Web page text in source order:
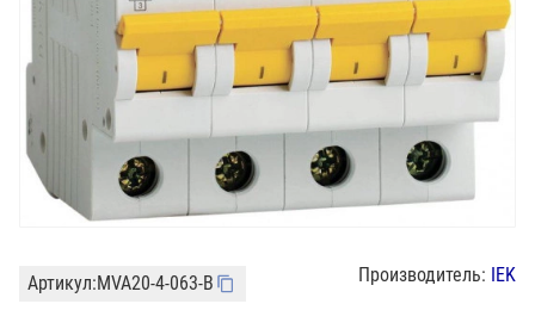
Артикул:MVA20-4-063-B Производитель: IEK